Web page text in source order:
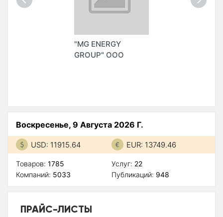
"MG ENERGY
GROUP" ООО
Воскресенье, 9 Августа 2026 Г.
USD: 11915.64 EUR: 13749.46
Товаров: 1785
Компаний: 5033
Услуг: 22
Публикаций: 948
ПРАЙС-ЛИСТЫ